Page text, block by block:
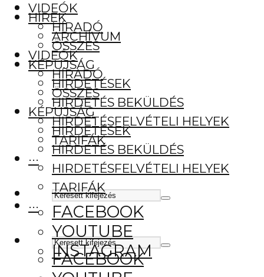
VIDEÓK
HÍRADÓ
ÖSSZES
KÉPÚJSÁG
HIRDETÉSEK
HIRDETÉS BEKÜLDÉS
HIRDETÉSFELVÉTELI HELYEK
TARIFÁK
···
FACEBOOK
YOUTUBE
INSTAGRAM
HÍREK
ARCHÍVUM
VIDEÓK
HÍRADÓ
ÖSSZES
KÉPÚJSÁG
HIRDETÉSEK
HIRDETÉS BEKÜLDÉS
HIRDETÉSFELVÉTELI HELYEK
TARIFÁK
···
FACEBOOK